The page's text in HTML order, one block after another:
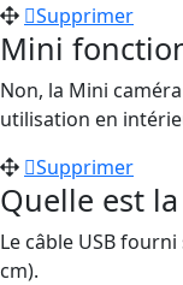
Supprimer
Mini
Non, la Mini
utilisation en
Supprimer
Quelle est
Le câble USB
cm).